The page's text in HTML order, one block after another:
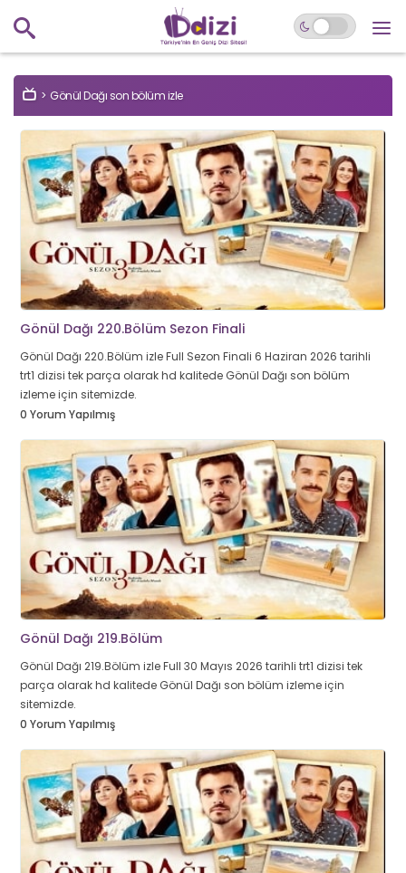
Gönül Dağı son bölüm izle
Gönül Dağı 220.Bölüm Sezon Finali
Gönül Dağı 220.Bölüm izle Full Sezon Finali 6 Haziran 2026 tarihli
trt1 dizisi tek parça olarak hd kalitede Gönül Dağı son bölüm
izleme için sitemizde.
0 Yorum Yapılmış
Gönül Dağı 219.Bölüm
Gönül Dağı 219.Bölüm izle Full 30 Mayıs 2026 tarihli trt1 dizisi tek
parça olarak hd kalitede Gönül Dağı son bölüm izleme için
sitemizde.
0 Yorum Yapılmış